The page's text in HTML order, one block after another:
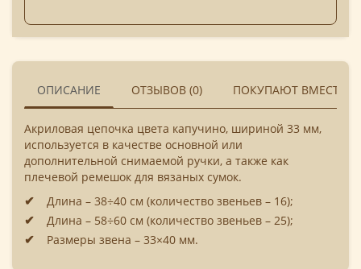
ОПИСАНИЕ ОТЗЫВОВ (0) ПОКУПАЮТ ВМЕСТЕ
Акриловая цепочка цвета капучино, шириной 33 мм,
используется в качестве основной или
дополнительной снимаемой ручки, а также как
плечевой ремешок для вязаных сумок.
Длина – 38÷40 см (количество звеньев – 16);
Длина – 58÷60 см (количество звеньев – 25);
Размеры звена – 33×40 мм.